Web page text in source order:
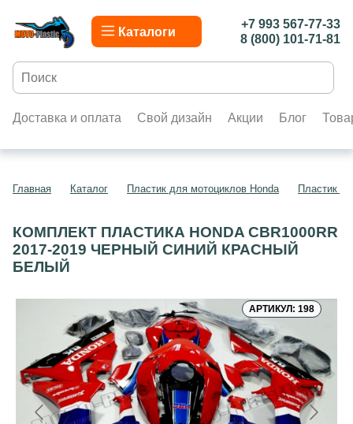
Каталоги
+7 993 567-77-33
8 (800) 101-71-81
Доставка и оплата Свой дизайн Акции Блог
Главная Каталог Пластик для мотоциклов Honda Пластик
КОМПЛЕКТ ПЛАСТИКА HONDA CBR1000RR
2017-2019 ЧЕРНЫЙ СИНИЙ КРАСНЫЙ
БЕЛЫЙ
АРТИКУЛ: 198